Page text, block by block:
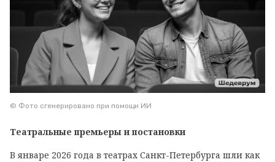
© Фото сгенерировано при помощи ИИ
Театральные премьеры и постановки
В январе 2026 года в театрах Санкт-Петербурга шли как